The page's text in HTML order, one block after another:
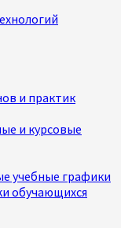
и практик
и курсовые
учебные графики
обучающихся